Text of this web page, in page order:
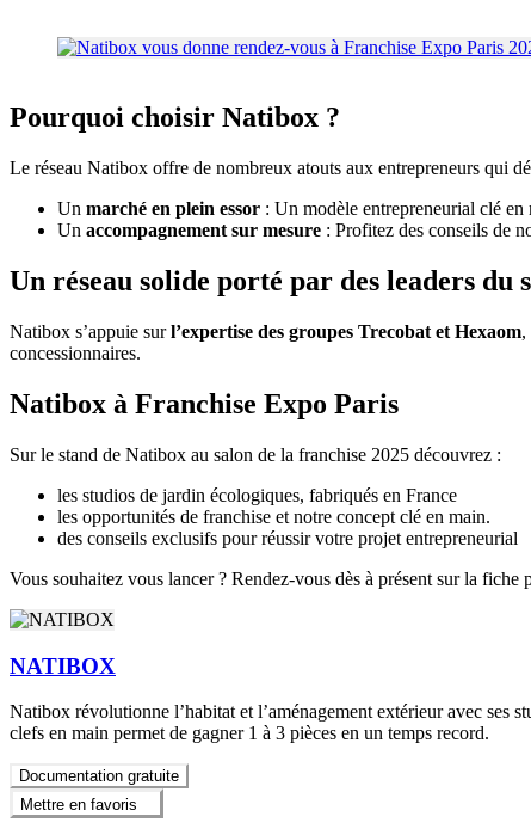
Pourquoi choisir Natibox ?
Le réseau Natibox offre de nombreux atouts aux entrepreneurs qui
Un marché en plein essor : Un modèle entrepreneurial clé
Un accompagnement sur mesure : Profitez des conseils de
Un réseau solide porté par des leaders du
Natibox s’appuie surl’expertise des groupes Trecobat et Hexaom,
concessionnaires.
Natibox à Franchise Expo Paris
Sur le stand de Natibox au salon de la franchise 2025 découvrez :
les studios de jardin écologiques, fabriqués en France
les opportunités de franchise et notre concept clé en main.
des conseils exclusifs pour réussir votre projet entrepreneurial
Vous souhaitez vous lancer ? Rendez-vous dès à présent sur la fiche
NATIBOX
Natibox révolutionne l’habitat et l’aménagement extérieur avec ses
clefs en main permet de gagner 1 à 3 pièces en un temps record.
Documentation gratuite
Mettre en favoris